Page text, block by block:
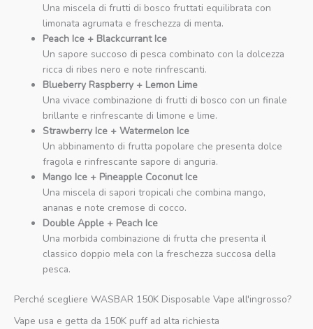
Una miscela di frutti di bosco fruttati equilibrata con
limonata agrumata e freschezza di menta.
Peach Ice + Blackcurrant Ice
Un sapore succoso di pesca combinato con la dolcezza
ricca di ribes nero e note rinfrescanti.
Blueberry Raspberry + Lemon Lime
Una vivace combinazione di frutti di bosco con un finale
brillante e rinfrescante di limone e lime.
Strawberry Ice + Watermelon Ice
Un abbinamento di frutta popolare che presenta dolce
fragola e rinfrescante sapore di anguria.
Mango Ice + Pineapple Coconut Ice
Una miscela di sapori tropicali che combina mango,
ananas e note cremose di cocco.
Double Apple + Peach Ice
Una morbida combinazione di frutta che presenta il
classico doppio mela con la freschezza succosa della
pesca.
Perché scegliere WASBAR 150K Disposable Vape all'ingrosso?
Vape usa e getta da 150K puff ad alta richiesta